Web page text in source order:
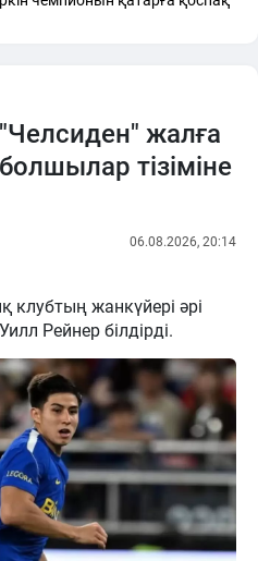
жалға
тізіміне
06.08.2026, 20:14
клубтың жанкүйері әрі
Рейнер білдірді.